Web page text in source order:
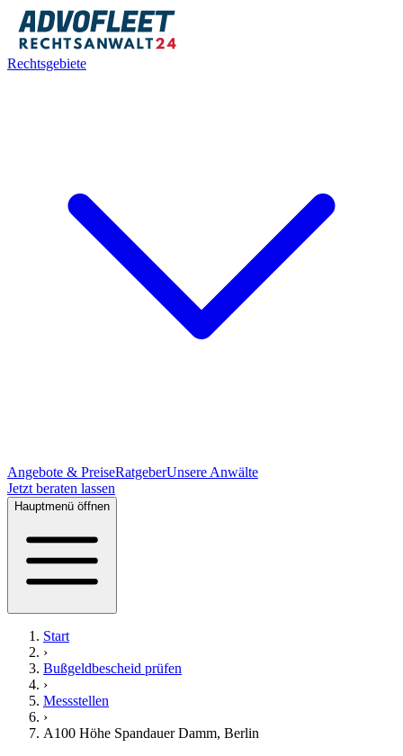
Rechtsgebiete
Angebote & PreiseRatgeberUnsere Anwälte
Jetzt beraten lassen
Hauptmenü öffnen
Start
›
Bußgeldbescheid prüfen
›
Messstellen
›
A100 Höhe Spandauer Damm, Berlin